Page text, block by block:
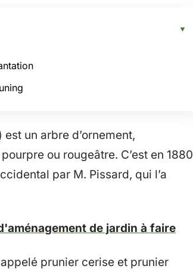
un arbre d’ornement,
ou rougeâtre. C’est en 1880
par M. Pissard, qui l’a
de jardin à faire
prunier cerise et prunier